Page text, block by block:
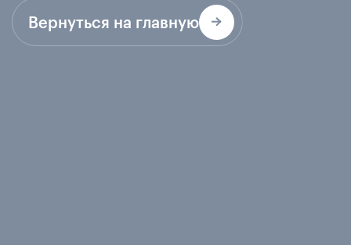
Вернуться на главную